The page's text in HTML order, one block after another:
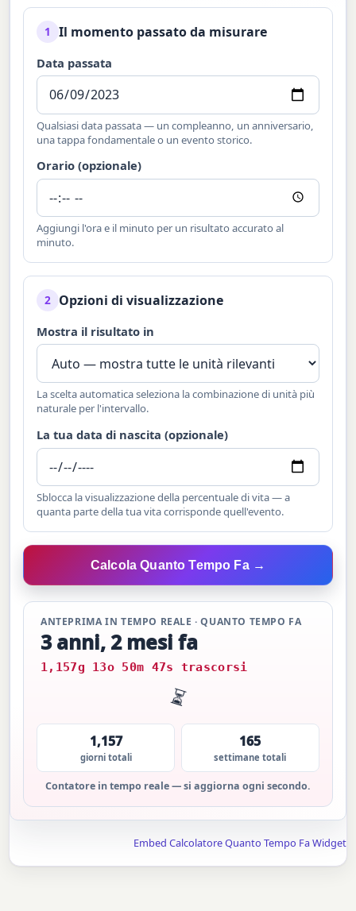
1 Il momento passato da misurare
Data passata
Qualsiasi data passata — un compleanno, un anniversario,
una tappa fondamentale o un evento storico.
Orario (opzionale)
Aggiungi l'ora e il minuto per un risultato accurato al
minuto.
2 Opzioni di visualizzazione
Mostra il risultato in
La scelta automatica seleziona la combinazione di unità più
naturale per l'intervallo.
La tua data di nascita (opzionale)
Sblocca la visualizzazione della percentuale di vita — a
quanta parte della tua vita corrisponde quell'evento.
Calcola Quanto Tempo Fa →
ANTEPRIMA IN TEMPO REALE · QUANTO TEMPO FA
3 anni, 2 mesi fa
1,157g 13o 50m 48s trascorsi
⏳
1,157
giorni totali
165
settimane totali
Contatore in tempo reale — si aggiorna ogni secondo.
Embed Calcolatore Quanto Tempo Fa Widget